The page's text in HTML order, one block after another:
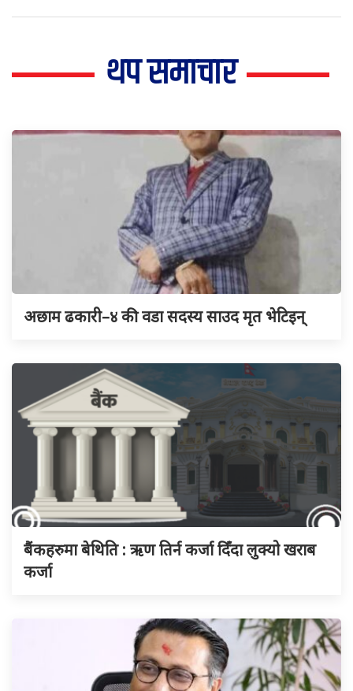
थप समाचार
अछाम ढकारी–४ की वडा सदस्य साउद मृत भेटिइन्
बैंकहरुमा बेथिति : ऋण तिर्न कर्जा दिँदा लुक्यो खराब
कर्जा